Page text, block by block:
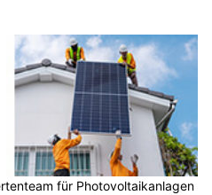
für Photovoltaikanlagen